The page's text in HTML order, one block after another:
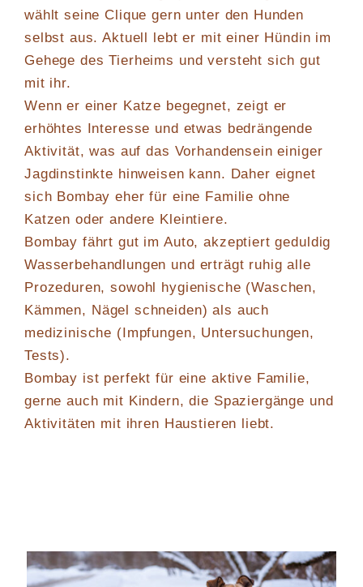
wählt seine Clique gern unter den Hunden
selbst aus. Aktuell lebt er mit einer Hündin im
Gehege des Tierheims und versteht sich gut
mit ihr.
Wenn er einer Katze begegnet, zeigt er
erhöhtes Interesse und etwas bedrängende
Aktivität, was auf das Vorhandensein einiger
Jagdinstinkte hinweisen kann. Daher eignet
sich Bombay eher für eine Familie ohne
Katzen oder andere Kleintiere.
Bombay fährt gut im Auto, akzeptiert geduldig
Wasserbehandlungen und erträgt ruhig alle
Prozeduren, sowohl hygienische (Waschen,
Kämmen, Nägel schneiden) als auch
medizinische (Impfungen, Untersuchungen,
Tests).
Bombay ist perfekt für eine aktive Familie,
gerne auch mit Kindern, die Spaziergänge und
Aktivitäten mit ihren Haustieren liebt.